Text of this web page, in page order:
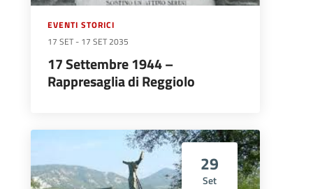
EVENTI STORICI
17 SET - 17 SET 2035
17 Settembre 1944 –
Rappresaglia di Reggiolo
29
Set